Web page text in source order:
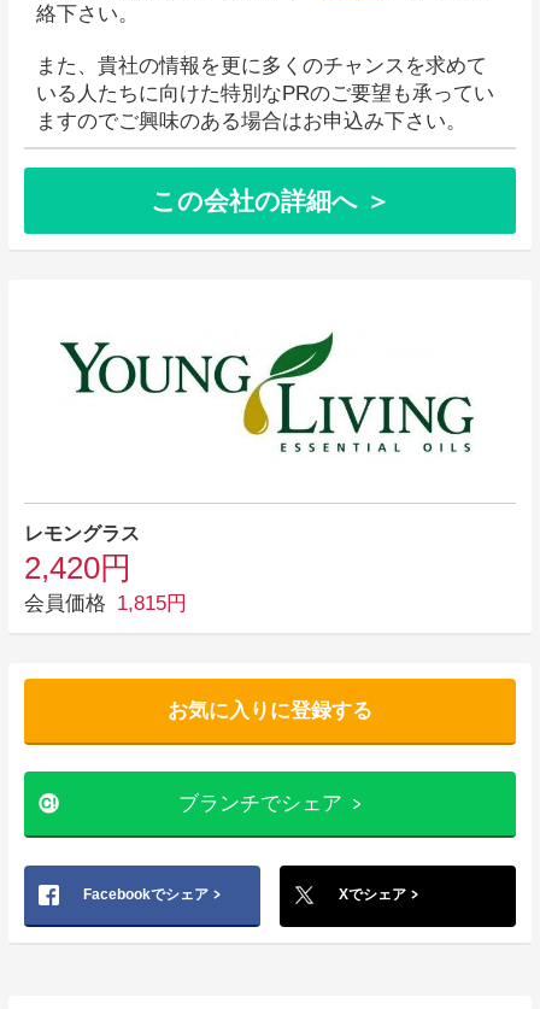
絡下さい。
また、貴社の情報を更に多くのチャンスを求めて
いる人たちに向けた特別なPRのご要望も承ってい
ますのでご興味のある場合はお申込み下さい。
この会社の詳細へ ＞
レモングラス
2,420円
会員価格 1,815円
お気に入りに登録する
ブランチでシェア
Facebookでシェア Xでシェア